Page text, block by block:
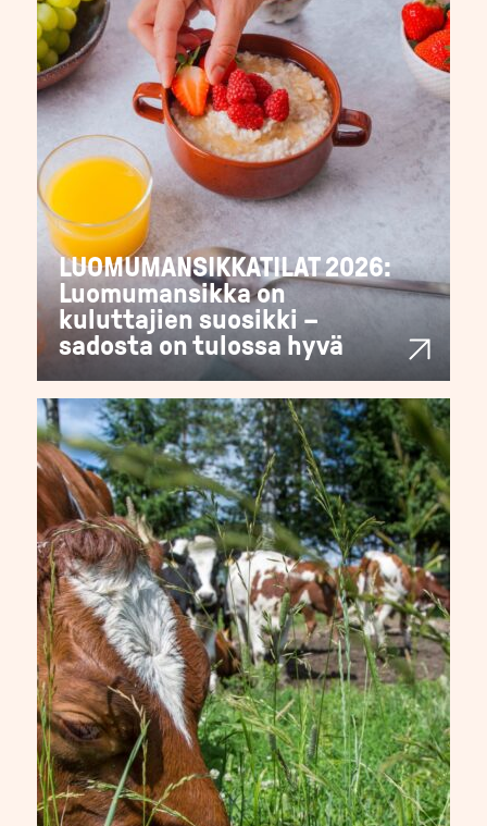
LUOMUMANSIKKATILAT 2026:
Luomumansikka on
kuluttajien suosikki –
sadosta on tulossa hyvä